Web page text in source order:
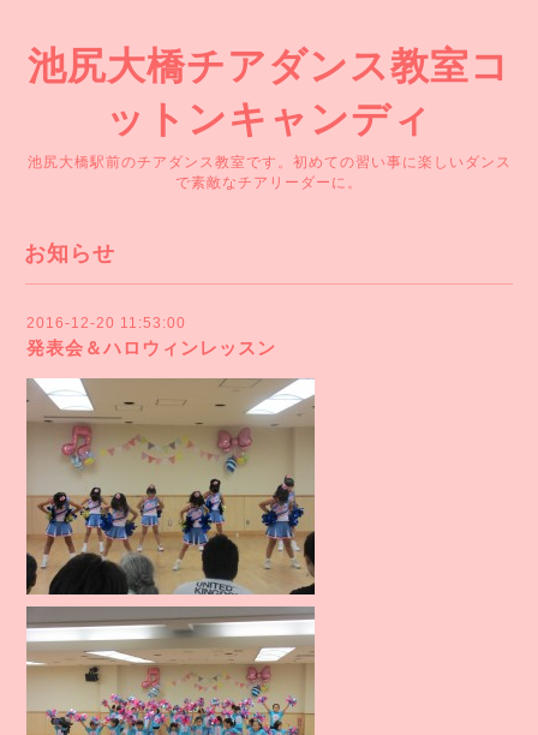
池尻大橋チアダンス教室コ
ットンキャンディ
池尻大橋駅前のチアダンス教室です。初めての習い事に楽しいダンス
で素敵なチアリーダーに。
お知らせ
2016-12-20 11:53:00
発表会＆ハロウィンレッスン